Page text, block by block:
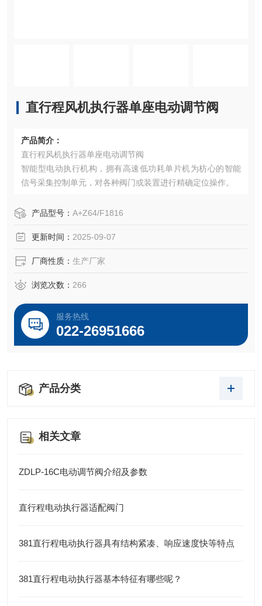
直行程风机执行器单座电动调节阀
产品简介：
直行程风机执行器单座电动调节阀
智能型电动执行机构，拥有高速低功耗单片机为枋心的智能
信号采集控制单元，对各种阀门或装置进行精确定位操作。
产品型号： A+Z64/F1816
更新时间： 2025-09-07
厂商性质： 生产厂家
浏览次数： 266
服务热线
022-26951666
产品分类
相关文章
ZDLP-16C电动调节阀介绍及参数
直行程电动执行器适配阀门
381直行程电动执行器具有结构紧凑、响应速度快等特点
381直行程电动执行器基本特征有哪些呢？